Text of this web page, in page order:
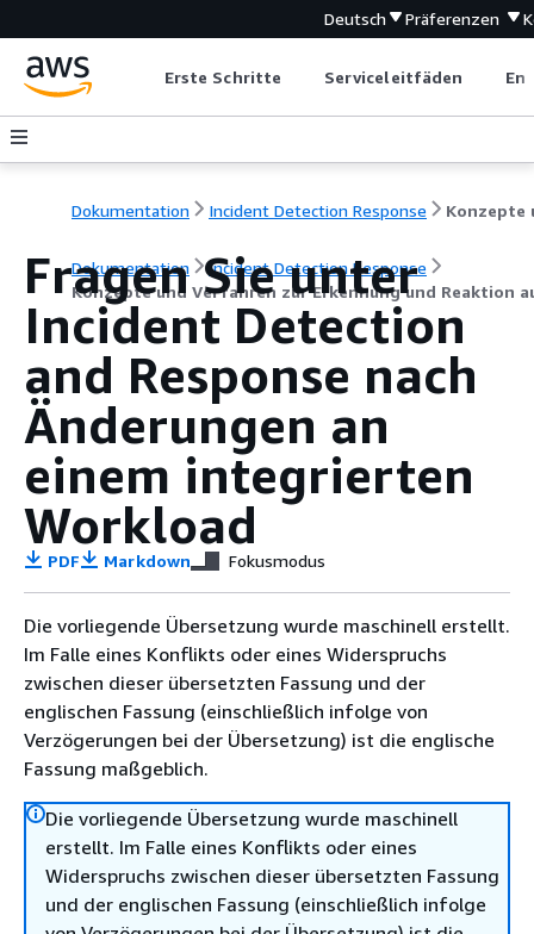
Deutsch Präferenzen
Erste Schritte Serviceleitfäden
Dokumentation Incident Detection Response
Dokumentation
Incident Detection Response
Konzepte und Verfahren zur Erkennung und Reaktion
Fragen Sie unter
Incident Detection
and Response nach
Änderungen an
einem integrierten
Workload
PDF Markdown Fokusmodus
Die vorliegende Übersetzung wurde maschinell erstellt.
Im Falle eines Konflikts oder eines Widerspruchs
zwischen dieser übersetzten Fassung und der
englischen Fassung (einschließlich infolge von
Verzögerungen bei der Übersetzung) ist die englische
Fassung maßgeblich.
Die vorliegende Übersetzung wurde maschinell
erstellt. Im Falle eines Konflikts oder eines
Widerspruchs zwischen dieser übersetzten Fassung
und der englischen Fassung (einschließlich infolge